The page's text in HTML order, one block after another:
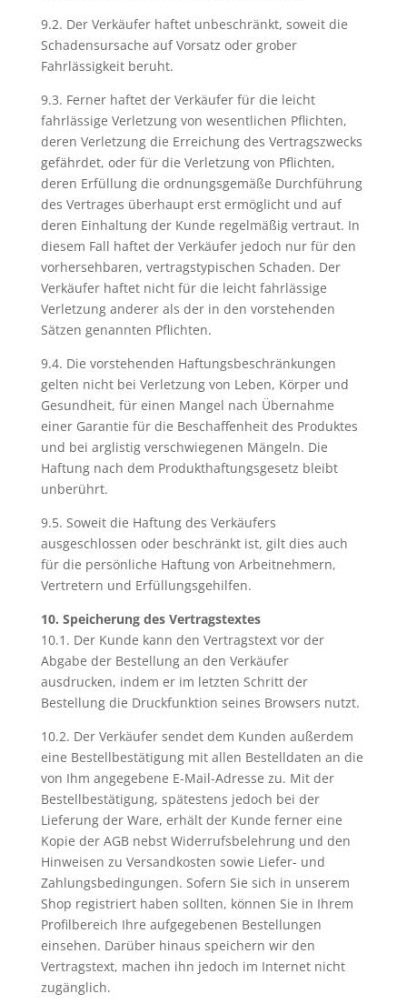
9.2. Der Verkäufer haftet unbeschränkt, soweit die
Schadensursache auf Vorsatz oder grober
Fahrlässigkeit beruht.
9.3. Ferner haftet der Verkäufer für die leicht
fahrlässige Verletzung von wesentlichen Pflichten,
deren Verletzung die Erreichung des Vertragszwecks
gefährdet, oder für die Verletzung von Pflichten,
deren Erfüllung die ordnungsgemäße Durchführung
des Vertrages überhaupt erst ermöglicht und auf
deren Einhaltung der Kunde regelmäßig vertraut. In
diesem Fall haftet der Verkäufer jedoch nur für den
vorhersehbaren, vertragstypischen Schaden. Der
Verkäufer haftet nicht für die leicht fahrlässige
Verletzung anderer als der in den vorstehenden
Sätzen genannten Pflichten.
9.4. Die vorstehenden Haftungsbeschränkungen
gelten nicht bei Verletzung von Leben, Körper und
Gesundheit, für einen Mangel nach Übernahme
einer Garantie für die Beschaffenheit des Produktes
und bei arglistig verschwiegenen Mängeln. Die
Haftung nach dem Produkthaftungsgesetz bleibt
unberührt.
9.5. Soweit die Haftung des Verkäufers
ausgeschlossen oder beschränkt ist, gilt dies auch
für die persönliche Haftung von Arbeitnehmern,
Vertretern und Erfüllungsgehilfen.
10. Speicherung des Vertragstextes
10.1. Der Kunde kann den Vertragstext vor der
Abgabe der Bestellung an den Verkäufer
ausdrucken, indem er im letzten Schritt der
Bestellung die Druckfunktion seines Browsers nutzt.
10.2. Der Verkäufer sendet dem Kunden außerdem
eine Bestellbestätigung mit allen Bestelldaten an die
von Ihm angegebene E-Mail-Adresse zu. Mit der
Bestellbestätigung, spätestens jedoch bei der
Lieferung der Ware, erhält der Kunde ferner eine
Kopie der AGB nebst Widerrufsbelehrung und den
Hinweisen zu Versandkosten sowie Liefer- und
Zahlungsbedingungen. Sofern Sie sich in unserem
Shop registriert haben sollten, können Sie in Ihrem
Profilbereich Ihre aufgegebenen Bestellungen
einsehen. Darüber hinaus speichern wir den
Vertragstext, machen ihn jedoch im Internet nicht
zugänglich.